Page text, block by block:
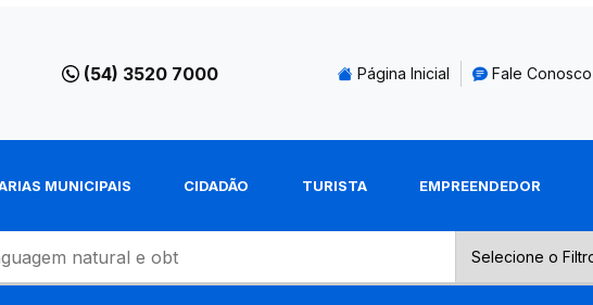
(54) 3520 7000 Página Inicial Fale Conosco
MUNICIPAIS CIDADÃO TURISTA EMPREENDEDOR